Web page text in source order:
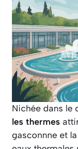
Nichée dans le
les thermes
gasconnne et